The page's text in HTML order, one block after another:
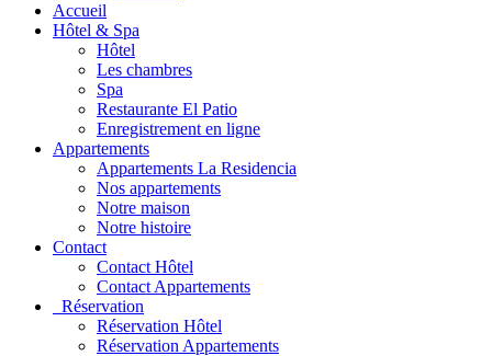
Accueil
Hôtel & Spa
Hôtel
Les chambres
Spa
Restaurante El Patio
Enregistrement en ligne
Appartements
Appartements La Residencia
Nos appartements
Notre maison
Notre histoire
Contact
Contact Hôtel
Contact Appartements
Réservation
Réservation Hôtel
Réservation Appartements